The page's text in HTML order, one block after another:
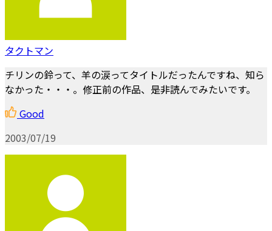
タクトマン
チリンの鈴って、羊の涙ってタイトルだったんですね、知ら
なかった・・・。修正前の作品、是非読んでみたいです。
Good
2003/07/19